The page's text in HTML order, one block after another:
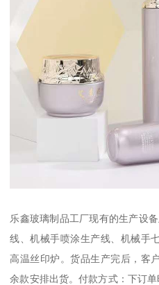
乐鑫玻璃制品工厂现有的生产设
线、机械手喷涂生产线、机械手
高温丝印炉。货品生产完后，客
余款安排出货。付款方式：下订